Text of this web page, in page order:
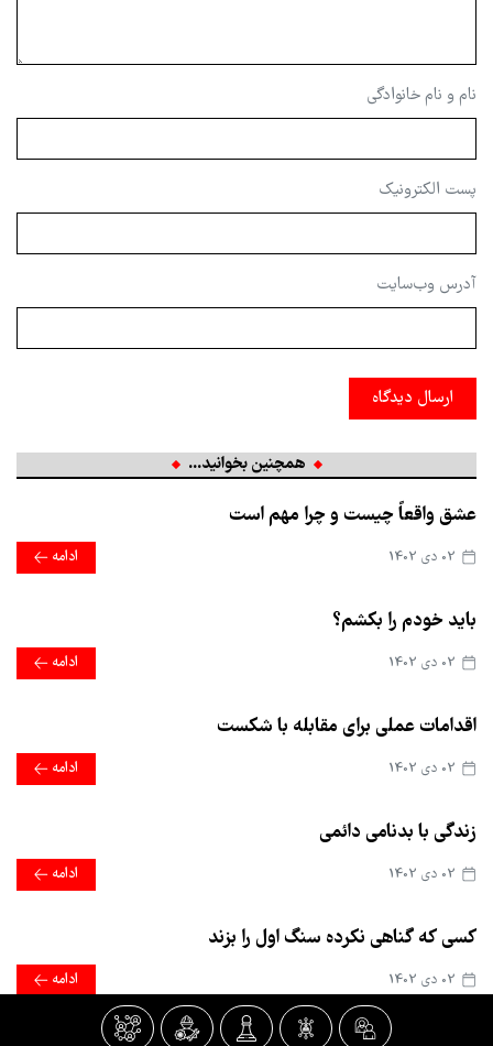
نام و نام خانوادگی
پست الکترونیک
آدرس وب‌سایت
ارسال دیدگاه
همچنین بخوانید...
عشق واقعاً چیست و چرا مهم است
ادامه
باید خودم را بکشم؟
ادامه
اقدامات عملی برای مقابله با شکست
ادامه
زندگی با بدنامی دائمی
ادامه
کسی که گناهی نکرده سنگ اول را بزند
ادامه